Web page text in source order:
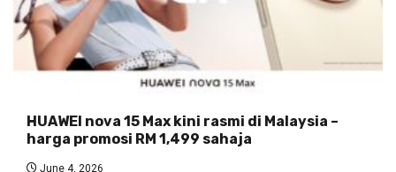
HUAWEI nova 15 Max kini rasmi di Malaysia –
harga promosi RM 1,499 sahaja
June 4, 2026